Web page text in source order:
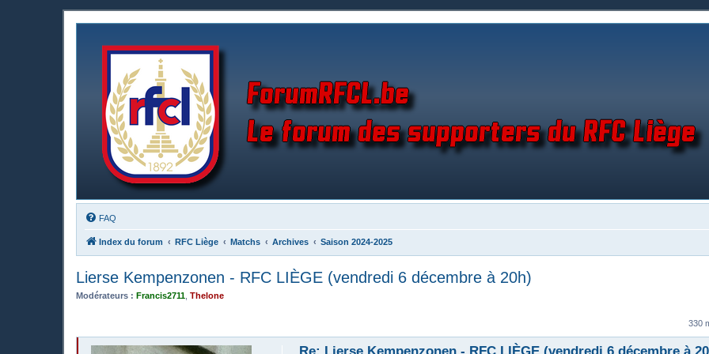
FAQ
Index du forum RFC Liège Matchs Archives Saison 2024-2025
Lierse Kempenzonen - RFC LIÈGE (vendredi 6 décembre à 20h)
Modérateurs : Francis2711 Thelone
330
Re: Lierse Kempenzonen - RFC LIÈGE (vendredi 6 décembre à